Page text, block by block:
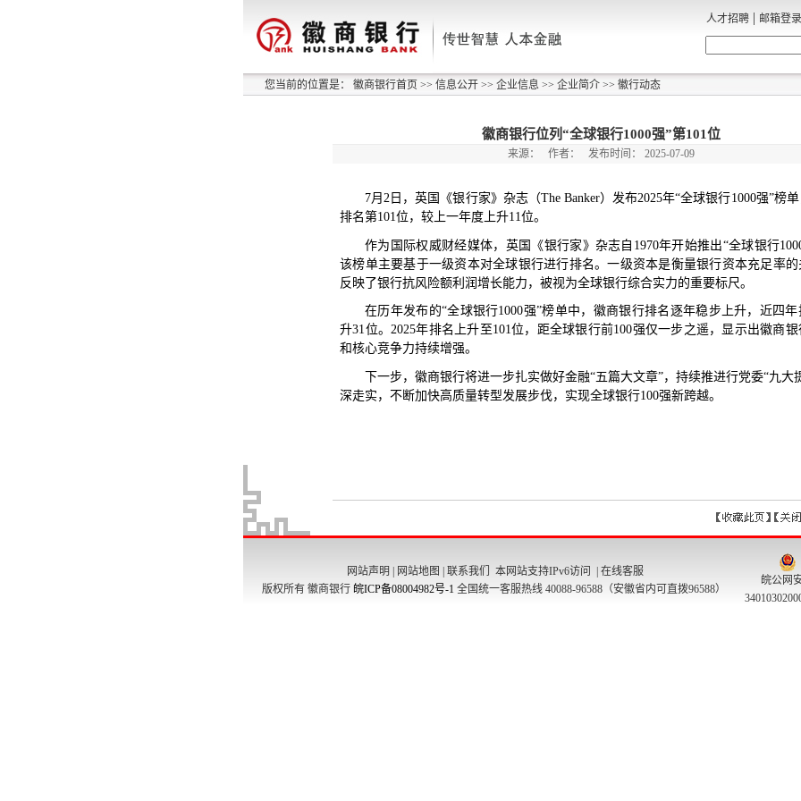
人才招聘 | 邮箱登录
您当前的位置是： 徽商银行首页 >> 信息公开 >> 企业信息 >> 企业简介 >> 徽行动态
徽商银行位列“全球银行1000强”第101位
来源： 作者： 发布时间： 2025-07-09
网站声明 网站地图 联系我们 本网站支持IPv6访问 | 在线客服
版权所有 徽商银行 皖ICP备08004982号-1 全国统一客服热线 40088-96588（安徽省内可直拨96588）
皖公网